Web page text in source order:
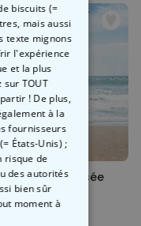
personnalisée
avec texte
€
biscuits (=
mais aussi
texte mignons
l'expérience
et la plus
sur TOUT
! De plus,
à la
fournisseurs
États-Unis) ;
risque de
des autorités
bien sûr
momentà